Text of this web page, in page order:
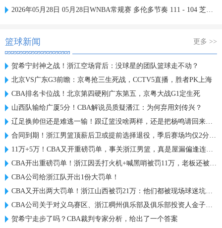
2026年05月28日 05月28日WNBA常规赛 多伦多节奏 111 - 104 芝加哥天空 集锦
篮球新闻 更多 >>
贺希宁封神之战！浙江空场背后：没球星的团队篮球走不动？
北京VS广东G3前瞻：京粤抢三生死战，CCTV5直播，胜者PK上海
CBA排名卡位战！北京第四硬刚广东第五，京粤大战G1定生死
山西队输给广厦5分！CBA解说员质疑潘江：为何弃用刘传兴？
辽足换帅但还是难逃一输！跟辽篮没啥两样，还是把杨鸣请回来吧？
合同到期！浙江男篮顶薪后卫或提前选择退役，季后赛场均仅2分3板
11万+5万！CBA又开重磅罚单，事关浙江男篮，真是屋漏偏逢连夜雨
CBA开出重磅罚单！浙江因丢打火机+喊黑哨被罚11万，老板还被禁赛
CBA公司给浙江队开出1份大罚单！
CBA又开出两大罚单！浙江山西被罚21万：他们都被现场球迷坑惨了
CBA公司关于对义乌赛区、浙江稠州俱乐部及俱乐部投资人金子军处罚的函
贺希宁走步了吗？CBA裁判专家分析，给出了一个答案